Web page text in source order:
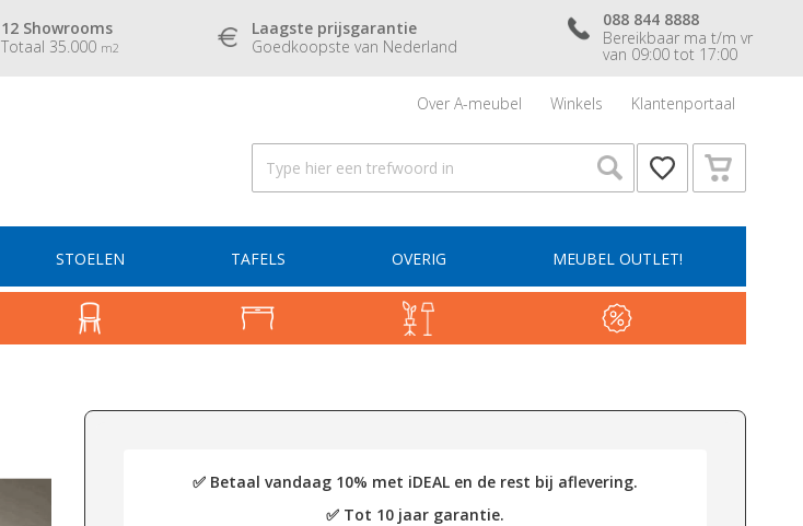
12 Showrooms
Totaal 35.000 m2
Laagste prijsgarantie
Goedkoopste van Nederland
088 844 8888
Bereikbaar ma t/m vr
van 09:00 tot 17:00
Over A-meubel Winkels Klantenportaal
STOELEN TAFELS OVERIG MEUBEL OUTLET!
✅ Betaal vandaag 10% met iDEAL en de rest bij aflevering.
✅ Tot 10 jaar garantie.